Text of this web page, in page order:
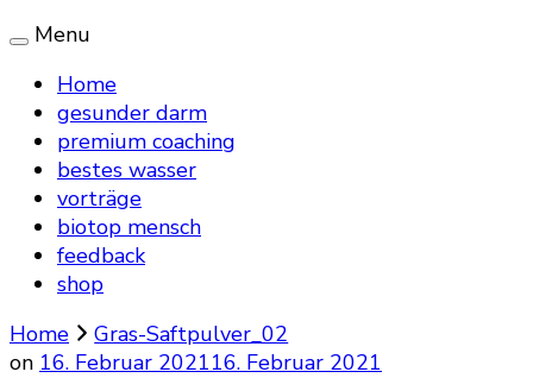
Menu
Home
gesunder darm
premium coaching
bestes wasser
vorträge
biotop mensch
feedback
shop
Home
Gras-Saftpulver_02
on 16. Februar 202116. Februar 2021